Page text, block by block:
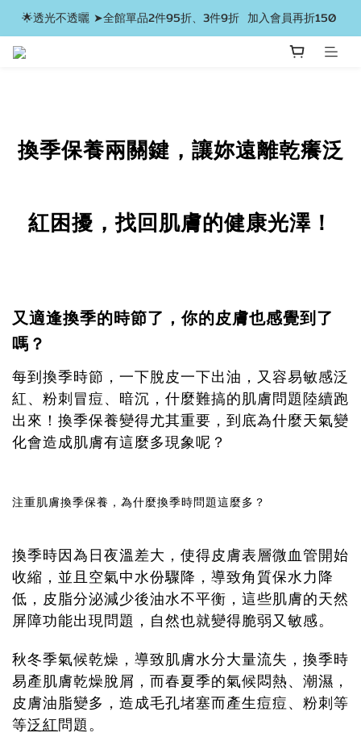
🌟透光不透曬 ➤全館單品2件95折、3件9折  加入會員再折150
換季保養兩關鍵，讓妳遠離乾癢泛
紅困擾，找回肌膚的健康光澤！
又適逢換季的時節了，你的皮膚也感覺到了
嗎？
每到換季時節，一下脫皮一下出油，又容易敏感泛
紅、粉刺冒痘、暗沉，什麼難搞的肌膚問題陸續跑
出來！換季保養變得尤其重要，到底為什麼天氣變
化會造成肌膚有這麼多現象呢？
注重肌膚換季保養，為什麼換季時問題這麼多？
換季時因為日夜溫差大，使得皮膚表層微血管開始
收縮，並且空氣中水份驟降，導致角質保水力降
低，皮脂分泌減少後油水不平衡，這些肌膚的天然
屏障功能出現問題，自然也就變得脆弱又敏感。
秋冬季氣候乾燥，導致肌膚水分大量流失，換季時
易產肌膚乾燥脫屑，而春夏季的氣候悶熱、潮濕，
皮膚油脂變多，造成毛孔堵塞而產生痘痘、粉刺等
等泛紅問題。